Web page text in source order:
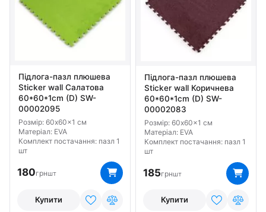
Підлога-пазл плюшева
Sticker wall Салатова
60*60*1cm (D) SW-
00002095
Розмір: 60x60x1 см
Матеріал: EVA
Комплект постачання: пазл 1
шт
180грншт
Купити
Підлога-пазл плюшева
Sticker wall Коричнева
60*60*1cm (D) SW-
00002083
Розмір: 60x60x1 см
Матеріал: EVA
Комплект постачання: пазл 1
шт
185грншт
Купити